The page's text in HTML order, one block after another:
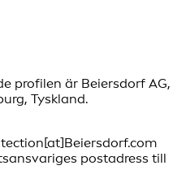
profilen är Beiersdorf AG,
Tyskland.
postadress till